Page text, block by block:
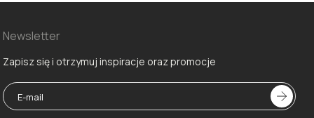
Newsletter
Zapisz się i otrzymuj inspiracje oraz promocje